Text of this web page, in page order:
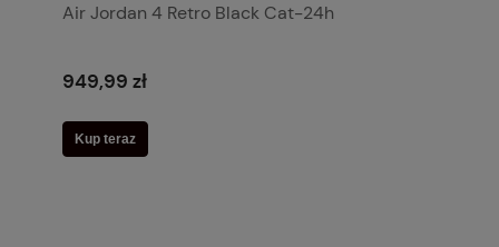
Air Jordan 4 Retro Black Cat-24h
949,99 zł
Kup teraz